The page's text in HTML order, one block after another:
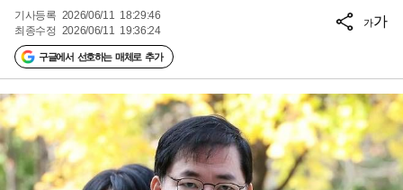
기사등록 2026/06/11 18:29:46
최종수정 2026/06/11 19:36:24
구글에서 선호하는 매체로 추가
가가